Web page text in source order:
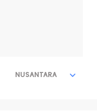
NUSANTARA